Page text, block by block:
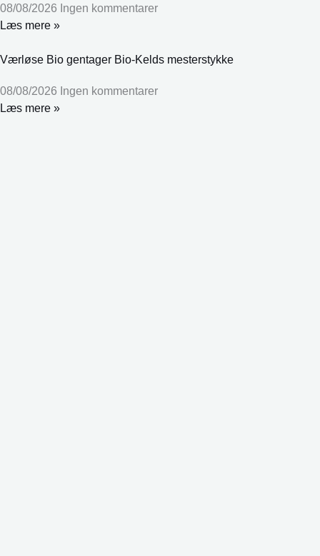
08/08/2026 Ingen kommentarer
Læs mere »
Værløse Bio gentager Bio-Kelds mesterstykke
08/08/2026 Ingen kommentarer
Læs mere »